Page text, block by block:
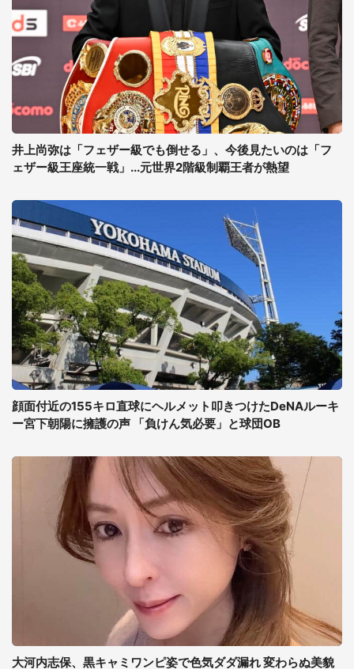
井上尚弥は「フェザー級でも倒せる」、今後見たいのは「フ
ェザー級王座統一戦」...元世界2階級制覇王者が熱望
顔面付近の155キロ直球にヘルメット叩きつけたDeNAルーキ
ー宮下朝陽に擁護の声 「負けん気必要」と球団OB
大河内志保、黒キャミワンピ姿で色気ダダ漏れ 変わらぬ美貌